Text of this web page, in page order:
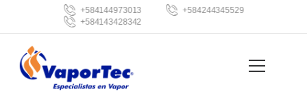
+584144973013
+584244345529
+584143428342